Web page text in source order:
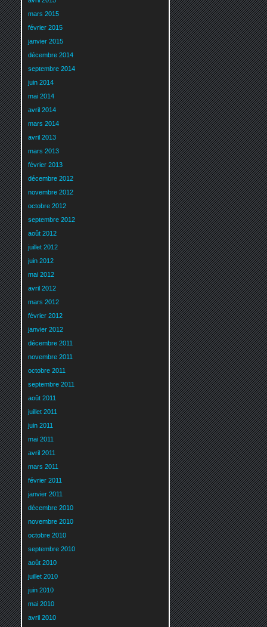
mars 2015
février 2015
janvier 2015
décembre 2014
septembre 2014
juin 2014
mai 2014
avril 2014
mars 2014
avril 2013
mars 2013
février 2013
décembre 2012
novembre 2012
octobre 2012
septembre 2012
août 2012
juillet 2012
juin 2012
mai 2012
avril 2012
mars 2012
février 2012
janvier 2012
décembre 2011
novembre 2011
octobre 2011
septembre 2011
août 2011
juillet 2011
juin 2011
mai 2011
avril 2011
mars 2011
février 2011
janvier 2011
décembre 2010
novembre 2010
octobre 2010
septembre 2010
août 2010
juillet 2010
juin 2010
mai 2010
avril 2010